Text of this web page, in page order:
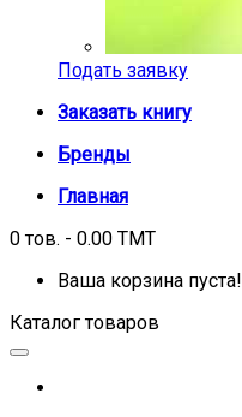
Подать заявку
Заказать книгу
Бренды
Главная
0 тов. - 0.00 TMT
Ваша корзина пуста!
Каталог товаров